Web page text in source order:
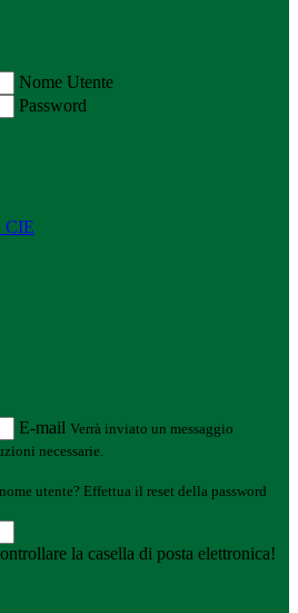
Nome Utente
Password
CIE
E-mail Verrà inviato un messaggio
necessarie.
utente? Effettua il reset della password
la casella di posta elettronica!